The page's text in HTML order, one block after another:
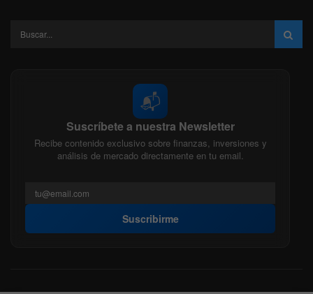
📬
Suscríbete a nuestra Newsletter
Recibe contenido exclusivo sobre finanzas, inversiones y
análisis de mercado directamente en tu email.
Suscribirme